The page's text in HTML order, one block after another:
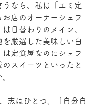
うなら、私は「エミ定
お店のオーナーシェフ
日替わりのメイン、
を厳選した美味しい白
は定食屋なのにシェフ
のスイーツといったと
志はひとつ。「自分自